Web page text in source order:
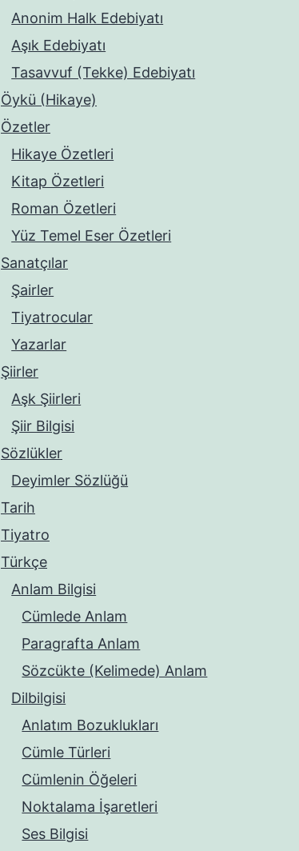
Anonim Halk Edebiyatı
Aşık Edebiyatı
Tasavvuf (Tekke) Edebiyatı
Öykü (Hikaye)
Özetler
Hikaye Özetleri
Kitap Özetleri
Roman Özetleri
Yüz Temel Eser Özetleri
Sanatçılar
Şairler
Tiyatrocular
Yazarlar
Şiirler
Aşk Şiirleri
Şiir Bilgisi
Sözlükler
Deyimler Sözlüğü
Tarih
Tiyatro
Türkçe
Anlam Bilgisi
Cümlede Anlam
Paragrafta Anlam
Sözcükte (Kelimede) Anlam
Dilbilgisi
Anlatım Bozuklukları
Cümle Türleri
Cümlenin Öğeleri
Noktalama İşaretleri
Ses Bilgisi